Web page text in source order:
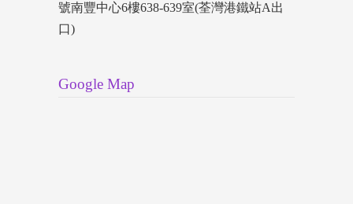
號南豐中心6樓638-639室(荃灣港鐵站A出
口)
Google Map